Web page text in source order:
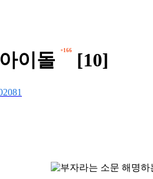
이돌 +166 [10]